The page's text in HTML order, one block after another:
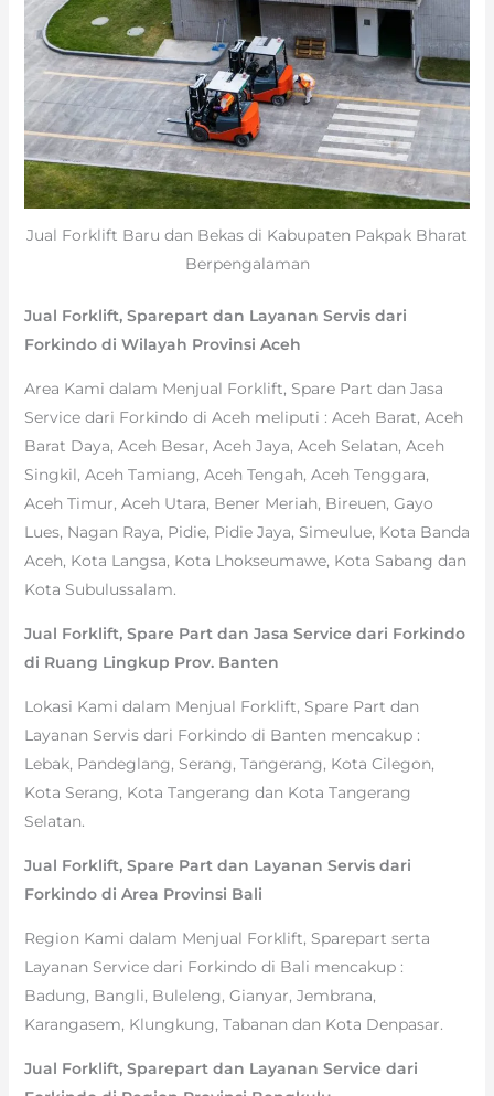
Jual Forklift Baru dan Bekas di Kabupaten Pakpak Bharat
Berpengalaman
Jual Forklift, Sparepart dan Layanan Servis dari
Forkindo di Wilayah Provinsi Aceh
Area Kami dalam Menjual Forklift, Spare Part dan Jasa
Service dari Forkindo di Aceh meliputi : Aceh Barat, Aceh
Barat Daya, Aceh Besar, Aceh Jaya, Aceh Selatan, Aceh
Singkil, Aceh Tamiang, Aceh Tengah, Aceh Tenggara,
Aceh Timur, Aceh Utara, Bener Meriah, Bireuen, Gayo
Lues, Nagan Raya, Pidie, Pidie Jaya, Simeulue, Kota Banda
Aceh, Kota Langsa, Kota Lhokseumawe, Kota Sabang dan
Kota Subulussalam.
Jual Forklift, Spare Part dan Jasa Service dari Forkindo
di Ruang Lingkup Prov. Banten
Lokasi Kami dalam Menjual Forklift, Spare Part dan
Layanan Servis dari Forkindo di Banten mencakup :
Lebak, Pandeglang, Serang, Tangerang, Kota Cilegon,
Kota Serang, Kota Tangerang dan Kota Tangerang
Selatan.
Jual Forklift, Spare Part dan Layanan Servis dari
Forkindo di Area Provinsi Bali
Region Kami dalam Menjual Forklift, Sparepart serta
Layanan Service dari Forkindo di Bali mencakup :
Badung, Bangli, Buleleng, Gianyar, Jembrana,
Karangasem, Klungkung, Tabanan dan Kota Denpasar.
Jual Forklift, Sparepart dan Layanan Service dari